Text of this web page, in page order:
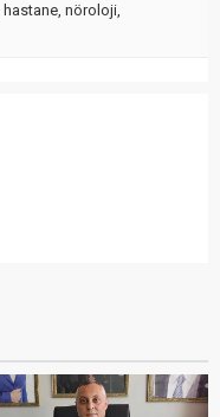
hastane, nöroloji,